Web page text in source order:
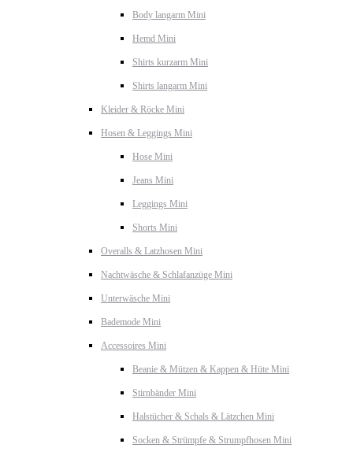
Body langarm Mini
Hemd Mini
Shirts kurzarm Mini
Shirts langarm Mini
Kleider & Röcke Mini
Hosen & Leggings Mini
Hose Mini
Jeans Mini
Leggings Mini
Shorts Mini
Overalls & Latzhosen Mini
Nachtwäsche & Schlafanzüge Mini
Unterwäsche Mini
Bademode Mini
Accessoires Mini
Beanie & Mützen & Kappen & Hüte Mini
Stirnbänder Mini
Halstücher & Schals & Lätzchen Mini
Socken & Strümpfe & Strumpfhosen Mini